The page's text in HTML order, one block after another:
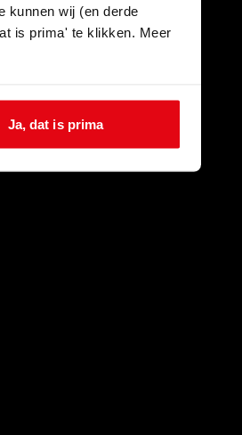
kunnen wij (en derde
is prima' te klikken. Meer
Ja, dat is prima